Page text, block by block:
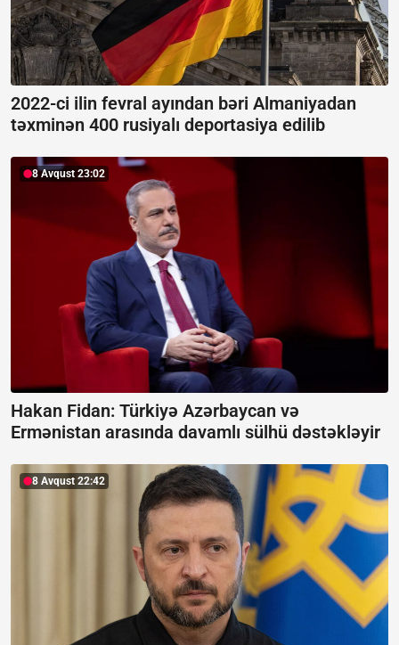
2022-ci ilin fevral ayından bəri Almaniyadan
təxminən 400 rusiyalı deportasiya edilib
8 Avqust 23:02
Hakan Fidan: Türkiyə Azərbaycan və
Ermənistan arasında davamlı sülhü dəstəkləyir
8 Avqust 22:42